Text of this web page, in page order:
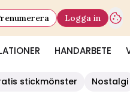
HANDARBETE
Logga in
stickmönster Nostalgi